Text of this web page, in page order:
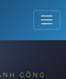
CÔNG